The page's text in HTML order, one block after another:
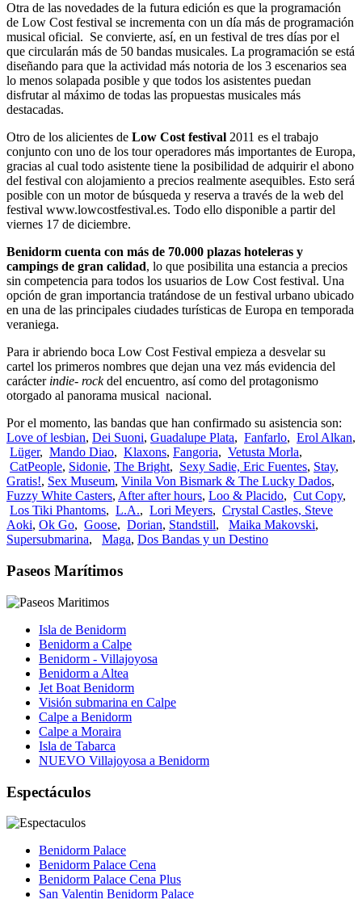
Otra de las novedades de la futura edición es que la programación
de Low Cost festival se incrementa con un día más de programación
musical oficial. Se convierte, así, en un festival de tres días por el
que circularán más de 50 bandas musicales. La programación se está
diseñando para que la actividad más notoria de los 3 escenarios sea
lo menos solapada posible y que todos los asistentes puedan
disfrutar al máximo de todas las propuestas musicales más
destacadas.
Otro de los alicientes de Low Cost festival 2011 es el trabajo
conjunto con uno de los tour operadores más importantes de Europa,
gracias al cual todo asistente tiene la posibilidad de adquirir el abono
del festival con alojamiento a precios realmente asequibles. Esto será
posible con un motor de búsqueda y reserva a través de la web del
festival www.lowcostfestival.es. Todo ello disponible a partir del
viernes 17 de diciembre.
Benidorm cuenta con más de 70.000 plazas hoteleras y
campings de gran calidad, lo que posibilita una estancia a precios
sin competencia para todos los usuarios de Low Cost festival. Una
opción de gran importancia tratándose de un festival urbano ubicado
en una de las principales ciudades turísticas de Europa en temporada
veraniega.
Para ir abriendo boca Low Cost Festival empieza a desvelar su
cartel los primeros nombres que dejan una vez más evidencia del
carácter indie- rockdel encuentro, así como del protagonismo
otorgado al panorama musical nacional.
Por el momento, las bandas que han confirmado su asistencia son:
Love of lesbian, Dei Suoni, Guadalupe Plata, Fanfarlo, Erol Alkan,
Lüger, Mando Diao, Klaxons, Fangoria, Vetusta Morla,
CatPeople, Sidonie, The Bright, Sexy Sadie, Eric Fuentes, Stay,
Gratis!, Sex Museum, Vinila Von Bismark & The Lucky Dados,
Fuzzy White Casters, After after hours, Loo & Placido, Cut Copy,
Los Tiki Phantoms, L.A., Lori Meyers, Crystal Castles, Steve
Aoki, Ok Go, Goose, Dorian, Standstill, Maika Makovski,
Supersubmarina, Maga, Dos Bandas y un Destino
Paseos Marítimos
Isla de Benidorm
Benidorm a Calpe
Benidorm - Villajoyosa
Benidorm a Altea
Jet Boat Benidorm
Visión submarina en Calpe
Calpe a Benidorm
Calpe a Moraira
Isla de Tabarca
NUEVO Villajoyosa a Benidorm
Espectáculos
Benidorm Palace
Benidorm Palace Cena
Benidorm Palace Cena Plus
San Valentin Benidorm Palace